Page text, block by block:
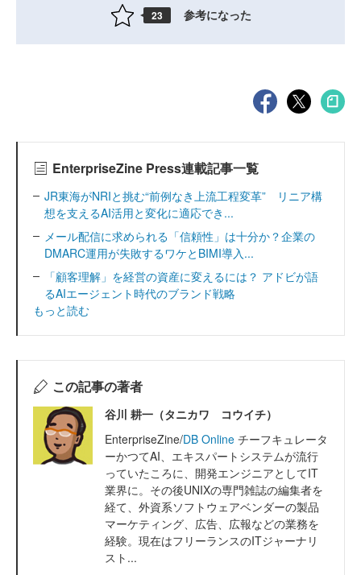
23 参考になった
EnterpriseZine Press連載記事一覧
JR東海がNRIと挑む“前例なき上流工程変革” リニア構
想を支えるAI活用と変化に適応でき...
メール配信に求められる「信頼性」は十分か？企業の
DMARC運用が失敗するワケとBIMI導入...
「顧客理解」を経営の資産に変えるには？ アドビが語
るAIエージェント時代のブランド戦略
もっと読む
この記事の著者
谷川 耕一（タニカワ コウイチ）
EnterpriseZine/DB Online チーフキュレータ
ーかつてAI、エキスパートシステムが流行
っていたころに、開発エンジニアとしてIT
業界に。その後UNIXの専門雑誌の編集者を
経て、外資系ソフトウェアベンダーの製品
マーケティング、広告、広報などの業務を
経験。現在はフリーランスのITジャーナリ
スト...